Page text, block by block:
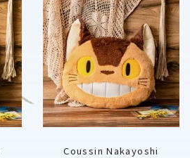
Coussin Nakayoshi